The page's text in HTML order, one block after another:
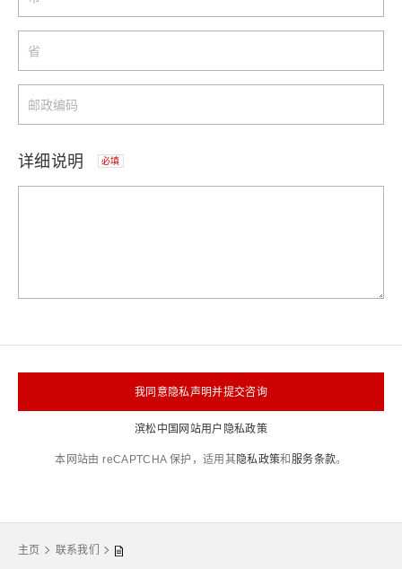
详细说明 必填
我同意隐私声明并提交咨询
滨松中国网站用户隐私政策
本网站由 reCAPTCHA 保护，适用其隐私政策和 服务条款。
主页 联系我们